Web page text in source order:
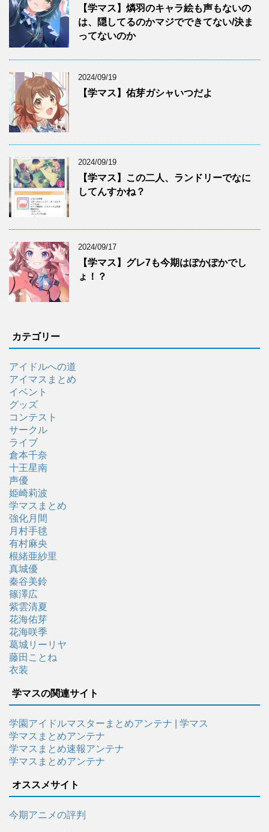
【学マス】燐羽のキャラ絵も声もないの
は、隠してるのかマジでできてない/決ま
ってないのか
2024/09/19
【学マス】佑芽ガシャいつだよ
2024/09/19
【学マス】この二人、ランドリーでなに
してんすかね？
2024/09/17
【学マス】グレ7も今期はぽかぽかでし
ょ！？
カテゴリー
アイドルへの道
アイマスまとめ
イベント
グッズ
コンテスト
サークル
ライブ
倉本千奈
十王星南
声優
姫崎莉波
学マスまとめ
強化月間
月村手毬
有村麻央
根緒亜紗里
真城優
秦谷美鈴
篠澤広
紫雲清夏
花海佑芽
花海咲季
葛城リーリヤ
藤田ことね
衣装
学マスの関連サイト
学園アイドルマスターまとめアンテナ | 学マス
学マスまとめアンテナ
学マスまとめ速報アンテナ
学マスまとめアンテナ
オススメサイト
今期アニメの評判